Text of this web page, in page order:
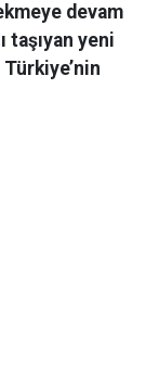
devam
taşıyan yeni